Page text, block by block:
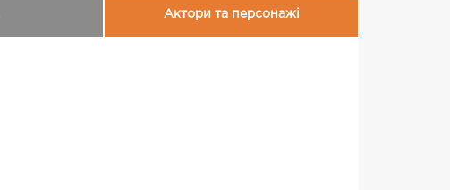
Актори та персонажі